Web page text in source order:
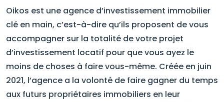
Oikos est une agence d’investissement immobilier
clé en main, c’est-à-dire qu’ils proposent de vous
accompagner sur la totalité de votre projet
d’investissement locatif pour que vous ayez le
moins de choses à faire vous-même. Créée en juin
2021, l’agence a la volonté de faire gagner du temps
aux futurs propriétaires immobiliers en leur